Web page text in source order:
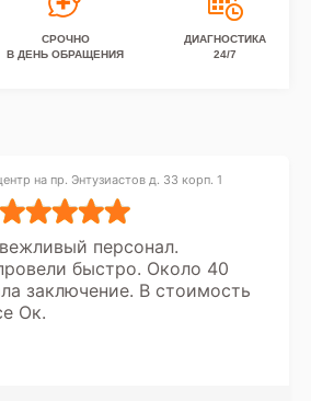
СРОЧНО
В ДЕНЬ ОБРАЩЕНИЯ
ДИАГНОСТИКА
24/7
на пр. Энтузиастов д. 33 корп. 1
персонал.
быстро. Около 40
заключение. В стоимость
Ок.